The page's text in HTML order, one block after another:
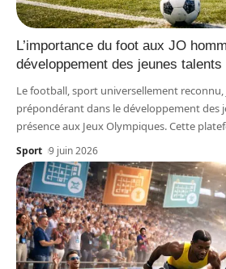
L’importance du foot aux JO
développement des jeunes talents
Le football, sport universellement
prépondérant dans le développement des
présence aux Jeux Olympiques. Cette
Sport 9 juin 2026